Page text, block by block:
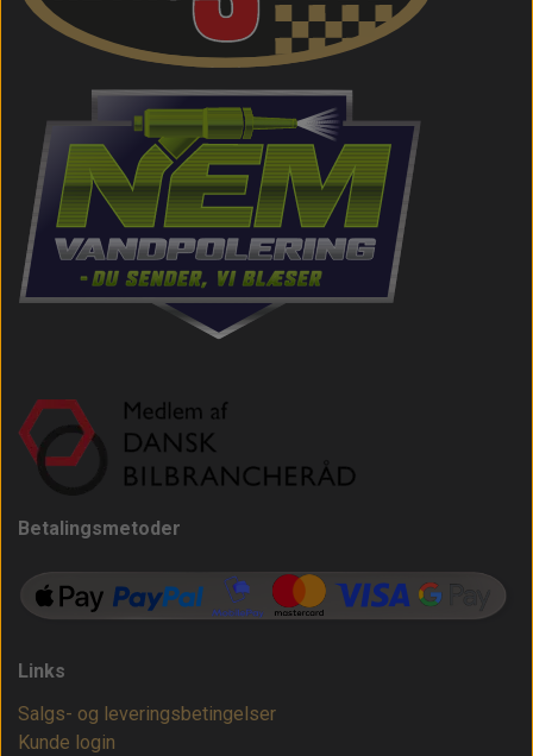
Betalingsmetoder
Links
Salgs- og leveringsbetingelser
Kunde login